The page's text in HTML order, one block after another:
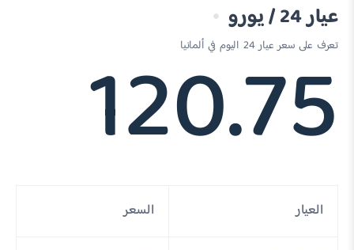
عيار 24 / يورو
تعرف على سعر عيار 24 اليوم في ألمانيا
120.75
العيار السعر